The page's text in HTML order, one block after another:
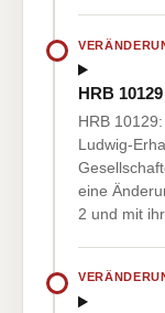
HRB 10129
HRB
Ludwig-
eine
2 und mit